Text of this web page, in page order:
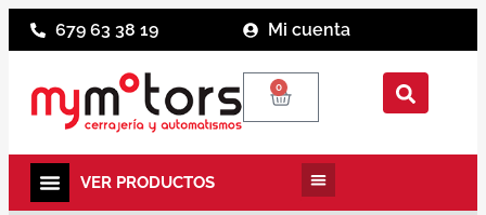
679 63 38 19 Mi cuenta
0